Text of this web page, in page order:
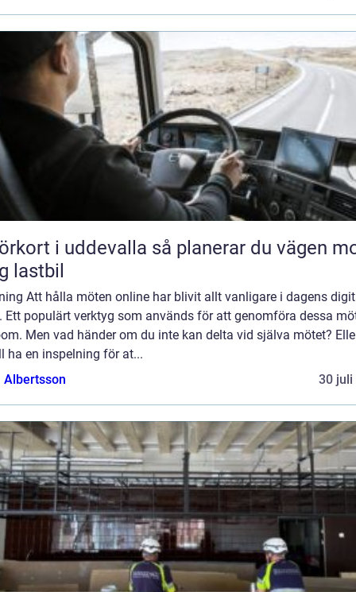
i uddevalla så planerar du vägen mot
lastbil
Att hålla möten online har blivit allt vanligare i dagens
Ett populärt verktyg som används för att genomföra dessa
Men vad händer om du inte kan delta vid själva mötet?
ha en inspelning för at...
Albertsson
30 juli